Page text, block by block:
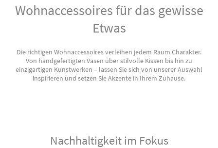
Wohnaccessoires für das gewisse
Etwas
Die richtigen Wohnaccessoires verleihen jedem Raum Charakter.
Von handgefertigten Vasen über stilvolle Kissen bis hin zu
einzigartigen Kunstwerken – lassen Sie sich von unserer Auswahl
inspirieren und setzen Sie Akzente in Ihrem Zuhause.
Nachhaltigkeit im Fokus